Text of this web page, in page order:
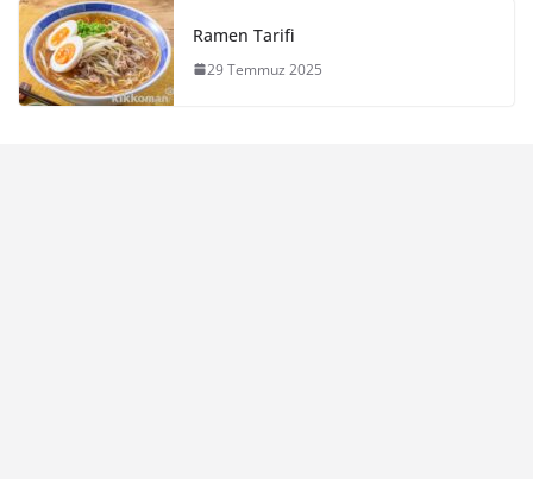
Ramen Tarifi
29 Temmuz 2025